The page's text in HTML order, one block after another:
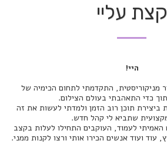
קצת עליי
היי!
מניקוריסטית, התקדמתי לתחום הכימיה של
כדי התאהבתי בעולם הצילום.
תוכן רוב הזמן ולמדתי לעשות את זה
שתביא לי קהל חדש.
לעמוד, העוקבים התחילו לעלות בקצב
עוד ועוד אנשים הכירו אותי ורצו לקנות ממני.